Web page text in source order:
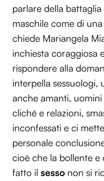
parlare della
maschile come di
chiede Mariangela
inchiesta coraggiosa
rispondere alla
interpella sessuologi,
anche amanti,
cliché e relazioni,
inconfessati e ci
personale
cioè che la bollente
fatto il sesso non si